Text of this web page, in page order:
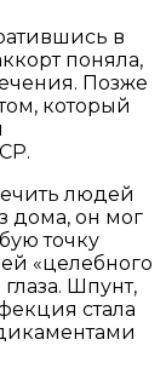
в
поняла,
Позже
который
людей
дома, он мог
точку
«целебного
Шпунт,
стала